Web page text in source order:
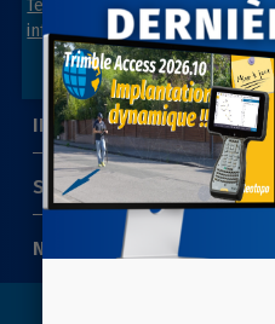
Tél : 04 74 69 94 00
info@geotopo.fr
SUIVEZ-NOUS
INFORMATIONS
NEWSLETTER